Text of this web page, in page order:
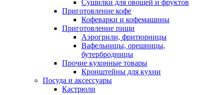
Сушилки для овощей и фруктов
Приготовление кофе
Кофеварки и кофемашины
Приготовление пищи
Аэрогрили, фритюрницы
Вафельницы, орешницы,
бутербродницы
Прочие кухонные товары
Кронштейны для кухни
Посуда и аксессуары
Кастрюли